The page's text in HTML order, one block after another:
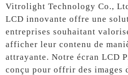
Vitrolight Technology Co.,
LCD innovante offre une
entreprises souhaitant
afficher leur contenu de
attrayante. Notre écran LCD
conçu pour offrir des images